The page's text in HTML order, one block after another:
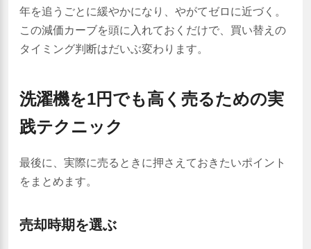
年を追うごとに緩やかになり、やがてゼロに近づく。
この減価カーブを頭に入れておくだけで、買い替えの
タイミング判断はだいぶ変わります。
洗濯機を1円でも高く売るための実
践テクニック
最後に、実際に売るときに押さえておきたいポイント
をまとめます。
売却時期を選ぶ